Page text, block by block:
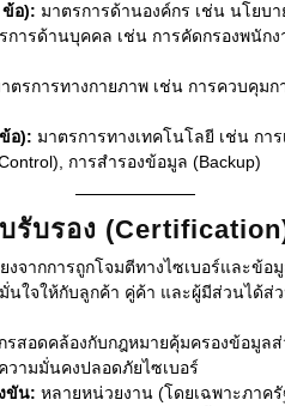
อ): มาตรการด้านองค์กร เช่น นโยบ
การด้านบุคคล เช่น การคัดกรองพนัก
ตรการทางกายภาพ เช่น การควบคุม
อ): มาตรการทางเทคโนโลยี เช่น กา
การสำรองข้อมูล (Backup)
รับรอง
งจากการถูกโจมตีทางไซเบอร์และข้อ
นใจให้กับลูกค้า คู่ค้า และผู้มีส่วนได้ส่
รสอดคล้องกับกฎหมายคุ้มครองข้อมูล
วามมั่นคงปลอดภัยไซเบอร์
ขัน: หลายหน่วยงาน (โดยเฉพาะภาค